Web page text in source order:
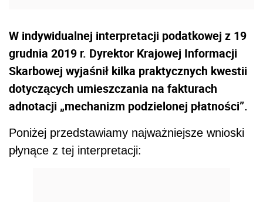
W indywidualnej interpretacji podatkowej z 19
grudnia 2019 r. Dyrektor Krajowej Informacji
Skarbowej wyjaśnił kilka praktycznych kwestii
dotyczących umieszczania na fakturach
adnotacji „mechanizm podzielonej płatności”.
Poniżej przedstawiamy najważniejsze wnioski
płynące z tej interpretacji: